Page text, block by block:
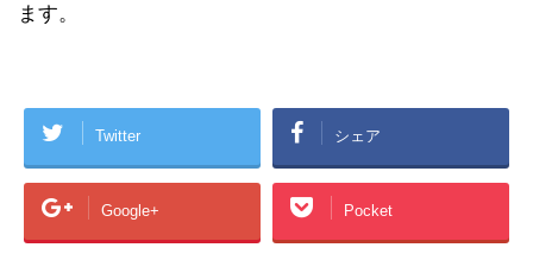
ます。
Twitter シェア
Google+ Pocket